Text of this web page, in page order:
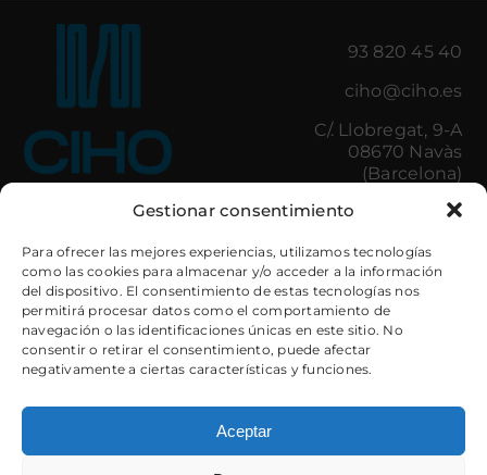
Gestionar consentimiento
Para ofrecer las mejores experiencias, utilizamos tecnologías
como las cookies para almacenar y/o acceder a la información
del dispositivo. El consentimiento de estas tecnologías nos
permitirá procesar datos como el comportamiento de
navegación o las identificaciones únicas en este sitio. No
consentir o retirar el consentimiento, puede afectar
negativamente a ciertas características y funciones.
Aceptar
Il·luminació
Amenities
Cuines hostaleria
Bugaderia
Banys
Tèxtil Decoratiu
Tèxtil Hotel
Control d’Accessos
Minibars
Caixes de Seguretat
Electrodomèstics
Mobiliari
Armariets i
93 820 45 40
ciho@ciho.es
C/. Llobregat, 9-A
08670 Navàs
(Barcelona)